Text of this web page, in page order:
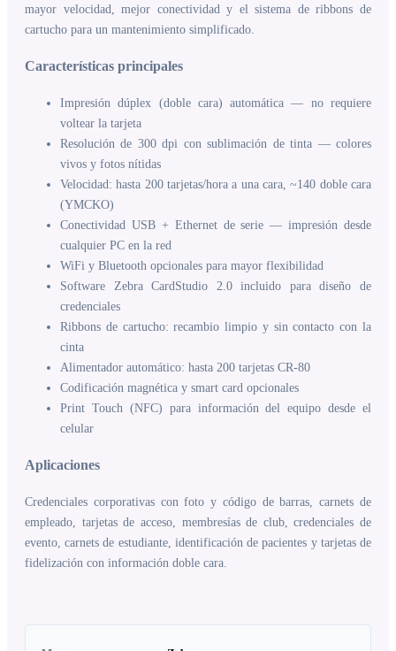
mayor velocidad, mejor conectividad y el sistema de ribbons de
cartucho para un mantenimiento simplificado.
Características principales
Impresión dúplex (doble cara) automática — no requiere
voltear la tarjeta
Resolución de 300 dpi con sublimación de tinta — colores
vivos y fotos nítidas
Velocidad: hasta 200 tarjetas/hora a una cara, ~140 doble cara
(YMCKO)
Conectividad USB + Ethernet de serie — impresión desde
cualquier PC en la red
WiFi y Bluetooth opcionales para mayor flexibilidad
Software Zebra CardStudio 2.0 incluido para diseño de
credenciales
Ribbons de cartucho: recambio limpio y sin contacto con la
cinta
Alimentador automático: hasta 200 tarjetas CR-80
Codificación magnética y smart card opcionales
Print Touch (NFC) para información del equipo desde el
celular
Aplicaciones
Credenciales corporativas con foto y código de barras, carnets de
empleado, tarjetas de acceso, membresías de club, credenciales de
evento, carnets de estudiante, identificación de pacientes y tarjetas de
fidelización con información doble cara.